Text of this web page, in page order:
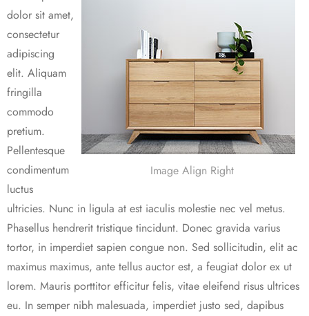
Image Align Right
dolor sit amet,
consectetur
adipiscing
elit. Aliquam
fringilla
commodo
pretium.
Pellentesque
condimentum
luctus
ultricies. Nunc in ligula at est iaculis molestie nec vel metus.
Phasellus hendrerit tristique tincidunt. Donec gravida varius
tortor, in imperdiet sapien congue non. Sed sollicitudin, elit ac
maximus maximus, ante tellus auctor est, a feugiat dolor ex ut
lorem. Mauris porttitor efficitur felis, vitae eleifend risus ultrices
eu. In semper nibh malesuada, imperdiet justo sed, dapibus